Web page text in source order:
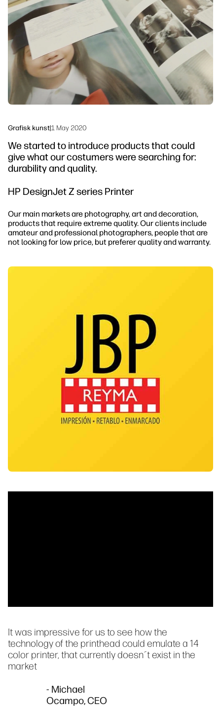
Arbeidsflytløsninger
Bærekraft
Grafisk kunst|1 May 2020
We started to introduce products that could
give what our costumers were searching for:
durability and quality.
HP DesignJet Z series Printer
Our main markets are photography, art and decoration,
products that require extreme quality. Our clients include
amateur and professional photographers, people that are
not looking for low price, but preferer quality and warranty.
It was impressive for us to see how the
technology of the printhead could emulate a 14
color printer, that currently doesn´t exist in the
market
- Michael
Ocampo, CEO